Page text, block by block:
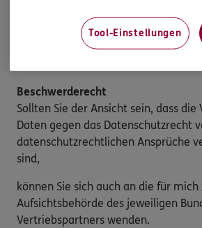
Möchten Sie von Ihren Rechten
genügt eine E-Mail an:
Beschwerderecht
Sollten Sie der Ansicht sein, dass
Daten gegen das Datenschutzrecht
datenschutzrechtlichen Ansprüche
sind,
können Sie sich auch an die für mich
Aufsichtsbehörde des jeweiligen
Vertriebspartners wenden.
Tool-Einstellungen